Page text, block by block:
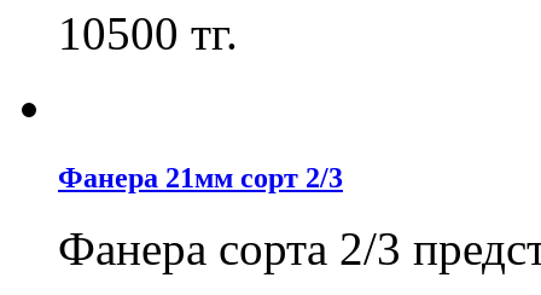
10500 тг.
Фанера 21мм сорт 2/3
Фанера сорта 2/3